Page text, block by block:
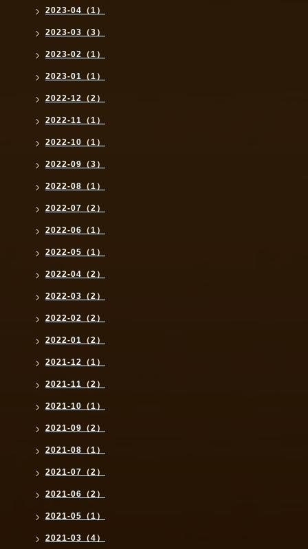
2023-04（1）
2023-03（3）
2023-02（1）
2023-01（1）
2022-12（2）
2022-11（1）
2022-10（1）
2022-09（3）
2022-08（1）
2022-07（2）
2022-06（1）
2022-05（1）
2022-04（2）
2022-03（2）
2022-02（2）
2022-01（2）
2021-12（1）
2021-11（2）
2021-10（1）
2021-09（2）
2021-08（1）
2021-07（2）
2021-06（2）
2021-05（1）
2021-03（4）